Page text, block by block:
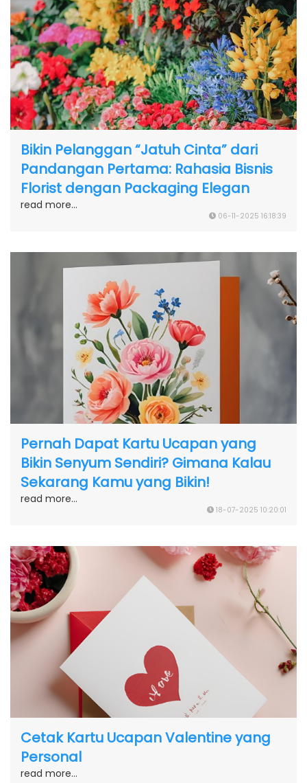
Bikin Pelanggan “Jatuh Cinta” dari
Pandangan Pertama: Rahasia Bisnis
Florist dengan Packaging Elegan
read more...
06-11-2025 16:18:39
Pernah Dapat Kartu Ucapan yang
Bikin Senyum Sendiri? Gimana Kalau
Sekarang Kamu yang Bikin!
read more...
18-07-2025 10:20:01
Cetak Kartu Ucapan Valentine yang
Personal
read more...